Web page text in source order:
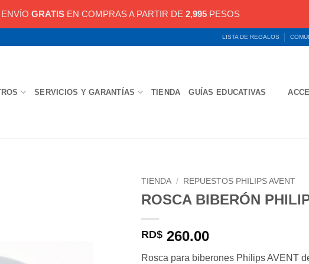
LISTA DE REGALOS
SERVICIOS Y GARANTÍAS TIENDA GUÍAS EDUCATIVAS
TIENDA / REPUESTOS PHILIPS AVENT
ROSCA BIBERÓN
RD$ 260.00
Rosca para biberones Philips AVENT
ENVÍO GRATIS EN COMPRAS A PARTIR DE 2,995 PESOS